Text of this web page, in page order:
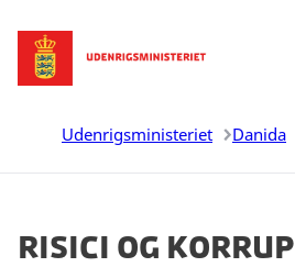
Gå til forsiden
Udenrigsministeriet Danida
Risici og